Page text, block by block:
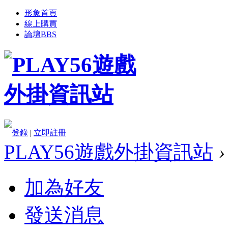
形象首頁
線上購買
論壇BBS
登錄 | 立即註冊
PLAY56遊戲外掛資訊站 ›
加為好友
發送消息